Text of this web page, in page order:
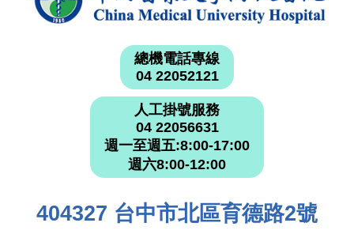
總機電話專線
04 22052121
人工掛號服務
04 22056631
週一至週五:8:00-17:00
週六8:00-12:00
404327 台中市北區育德路2號